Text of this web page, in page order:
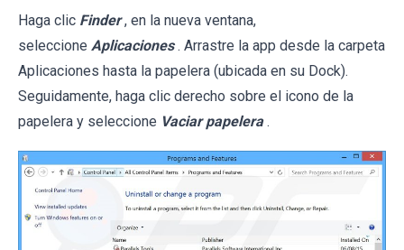
Haga clic Finder , en la nueva ventana,
seleccione Aplicaciones . Arrastre la app desde la carpeta
Aplicaciones hasta la papelera (ubicada en su Dock).
Seguidamente, haga clic derecho sobre el icono de la
papelera y seleccione Vaciar papelera .